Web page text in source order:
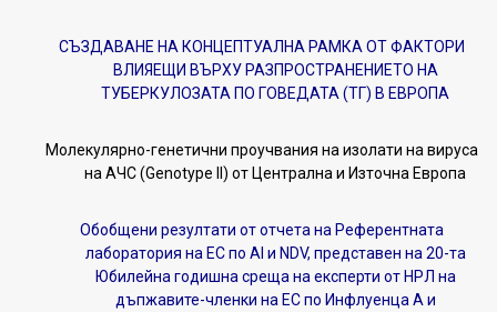
СЪЗДАВАНЕ НА КОНЦЕПТУАЛНА РАМКА ОТ ФАКТОРИ
ВЛИЯЕЩИ ВЪРХУ РАЗПРОСТРАНЕНИЕТО НА
ТУБЕРКУЛОЗАТА ПО ГОВЕДАТА (ТГ) В ЕВРОПА
Молекулярно-генетични проучвания на изолати на вируса
на АЧС (Genotype II) от Централна и Източна Европа
Обобщени резултати от отчета на Референтната
лаборатория на ЕС по AI и NDV, представен на 20-та
Юбилейна годишна среща на експерти от НРЛ на
дъпжавите-членки на ЕС по Инфлуенца А и